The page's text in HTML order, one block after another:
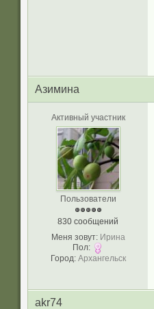
Азимина
Активный участник
Пользователи
830 сообщений
Меня зовут: Ирина
Пол:
Город: Архангельск
akr74